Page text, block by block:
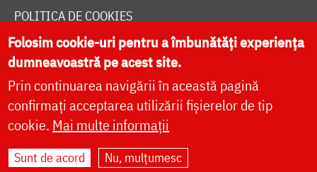
POLITICA DE COOKIES
DONEAZĂ ONLINE PENTRU CATEDRALA NAȚIONALĂ
LIVE
Site dezvoltat deDOXOLOGIA MEDIA
Folosim cookie-uri pentru a îmbunătăți experiența
dumneavoastră pe acest site.
Prin continuarea navigării în această pagină
confirmați acceptarea utilizării fișierelor de tip
cookie. Mai multe informații
Sunt de acord Nu, mulțumesc